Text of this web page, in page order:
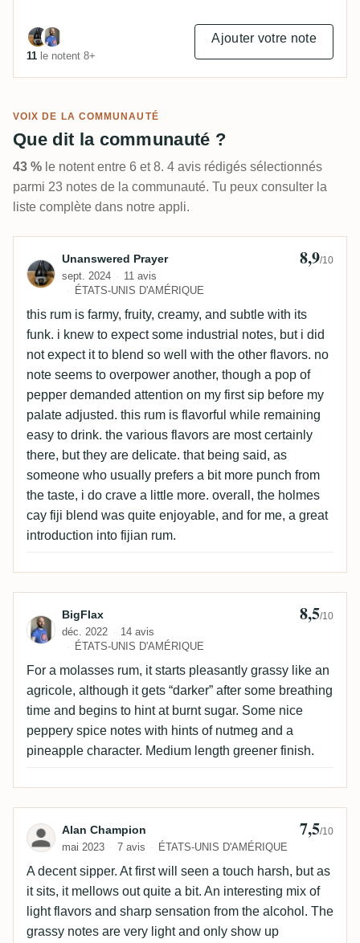
11 le notent 8+
Ajouter votre note
VOIX DE LA COMMUNAUTÉ
Que dit la communauté ?
43 % le notent entre 6 et 8. 4 avis rédigés sélectionnés
parmi 23 notes de la communauté. Tu peux consulter la
liste complète dans notre appli.
Avis de Unanswered Prayer
Unanswered Prayer
sept. 2024
11 avis
ÉTATS-UNIS D'AMÉRIQUE
8,9/10
this rum is farmy, fruity, creamy, and subtle with its
funk. i knew to expect some industrial notes, but i did
not expect it to blend so well with the other flavors. no
note seems to overpower another, though a pop of
pepper demanded attention on my first sip before my
palate adjusted. this rum is flavorful while remaining
easy to drink. the various flavors are most certainly
there, but they are delicate. that being said, as
someone who usually prefers a bit more punch from
the taste, i do crave a little more. overall, the holmes
cay fiji blend was quite enjoyable, and for me, a great
introduction into fijian rum.
Avis de BigFlax
BigFlax
déc. 2022
14 avis
ÉTATS-UNIS D'AMÉRIQUE
8,5/10
For a molasses rum, it starts pleasantly grassy like an
agricole, although it gets “darker” after some breathing
time and begins to hint at burnt sugar. Some nice
peppery spice notes with hints of nutmeg and a
pineapple character. Medium length greener finish.
Avis de Alan Champion
Alan Champion
mai 2023 7 avis ÉTATS-UNIS D'AMÉRIQUE
7,5/10
A decent sipper. At first will seen a touch harsh, but as
it sits, it mellows out quite a bit. An interesting mix of
light flavors and sharp sensation from the alcohol. The
grassy notes are very light and only show up